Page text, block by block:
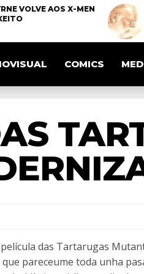
VOLVE AOS X-MEN
COMICS
das Tartarugas
que pareceume toda unha